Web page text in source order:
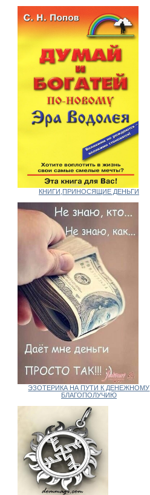
КНИГИ,ПРИНОСЯЩИЕ ДЕНЬГИ
ЭЗОТЕРИКА НА ПУТИ К ДЕНЕЖНОМУ
БЛАГОПОЛУЧИЮ